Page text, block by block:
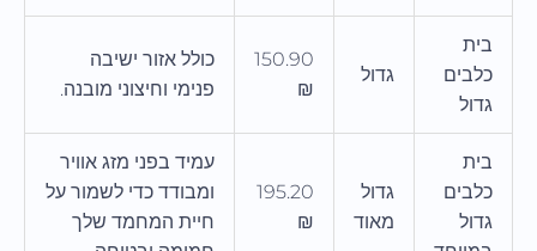
בית
כלבים
גדול
גדול
150.90
₪
כולל אזור ישיבה
פנימי וחיצוני מובנה.
בית
כלבים
גדול
גדול
מאוד
195.20
₪
עמיד בפני מזג אוויר
ומבודד כדי לשמור על
חיית המחמד שלך